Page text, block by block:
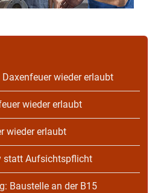
Daxenfeuer wieder erlaubt
wieder erlaubt
wieder erlaubt
statt Aufsichtspflicht
Baustelle an der B15